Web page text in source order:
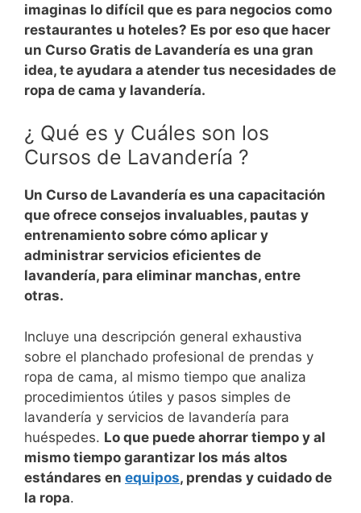
imaginas lo difícil que es para negocios como
restaurantes u hoteles? Es por eso que hacer
un Curso Gratis de Lavandería es una gran
idea, te ayudara a atender tus necesidades de
ropa de cama y lavandería.
¿ Qué es y Cuáles son los
Cursos de Lavandería ?
Un Curso de Lavandería es una capacitación
que ofrece consejos invaluables, pautas y
entrenamiento sobre cómo aplicar y
administrar servicios eficientes de
lavandería, para eliminar manchas, entre
otras.
Incluye una descripción general exhaustiva
sobre el planchado profesional de prendas y
ropa de cama, al mismo tiempo que analiza
procedimientos útiles y pasos simples de
lavandería y servicios de lavandería para
huéspedes. Lo que puede ahorrar tiempo y al
mismo tiempo garantizar los más altos
estándares en equipos, prendas y cuidado de
la ropa.